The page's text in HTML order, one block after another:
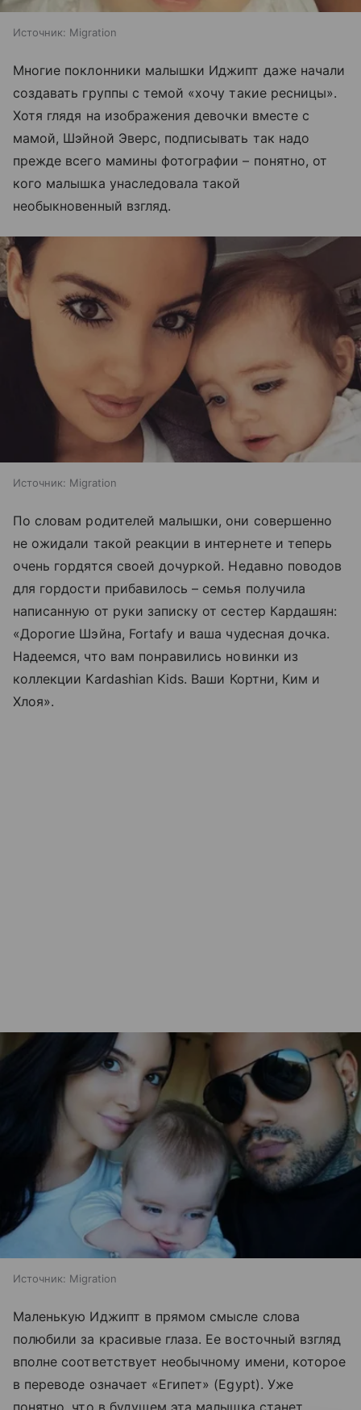
Источник: Migration
Многие поклонники малышки Иджипт даже начали
создавать группы с темой «хочу такие ресницы».
Хотя глядя на изображения девочки вместе с
мамой, Шэйной Эверс, подписывать так надо
прежде всего мамины фотографии – понятно, от
кого малышка унаследовала такой
необыкновенный взгляд.
Источник: Migration
По словам родителей малышки, они совершенно
не ожидали такой реакции в интернете и теперь
очень гордятся своей дочуркой. Недавно поводов
для гордости прибавилось – семья получила
написанную от руки записку от сестер Кардашян:
«Дорогие Шэйна, Fortafy и ваша чудесная дочка.
Надеемся, что вам понравились новинки из
коллекции Kardashian Kids. Ваши Кортни, Ким и
Хлоя».
Источник: Migration
Маленькую Иджипт в прямом смысле слова
полюбили за красивые глаза. Ее восточный взгляд
вполне соответствует необычному имени, которое
в переводе означает «Египет» (Egypt). Уже
понятно, что в будущем эта малышка станет